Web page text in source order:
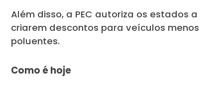
Além disso, a PEC autoriza os estados a
criarem descontos para veículos menos
poluentes.
Como é hoje